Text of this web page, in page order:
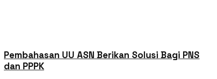
Pembahasan UU ASN Berikan Solusi Bagi PNS
dan PPPK